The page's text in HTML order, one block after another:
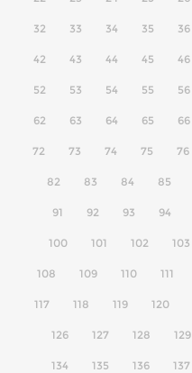
32 33 34 35 36
42 43 44 45 46
52 53 54 55 56
62 63 64 65 66
72 73 74 75 76
82 83 84 85
91 92 93 94
100 101 102 103
108 109 110 111
117 118 119 120
126 127 128 129
134 135 136 137